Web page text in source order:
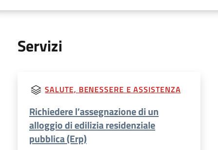
Servizi
SALUTE, BENESSERE E ASSISTENZA
Richiedere l’assegnazione di un
alloggio di edilizia residenziale
pubblica (Erp)